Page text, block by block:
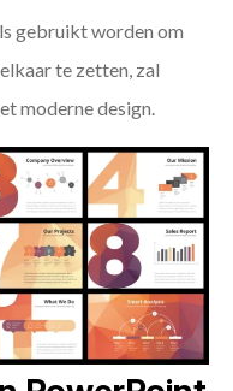
gebruikt worden om
te zetten, zal
moderne design.